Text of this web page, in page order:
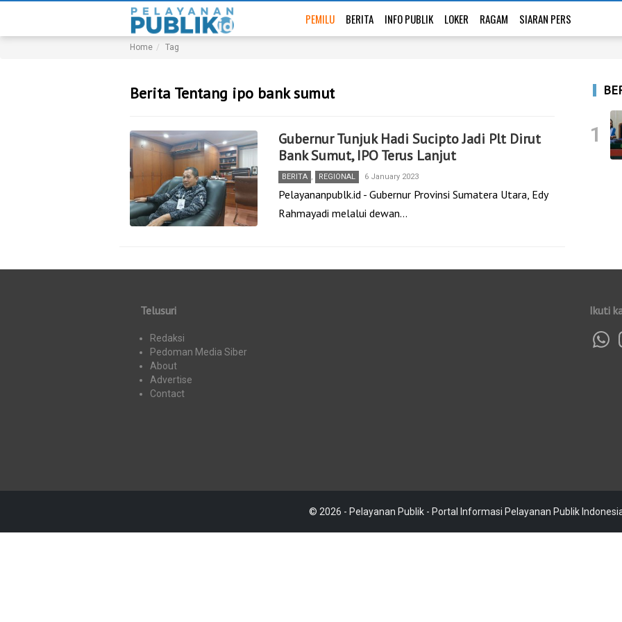
PEMILU BERITA INFO PUBLIK LOKER RAGAM SIARAN PERS
Home Tag
Berita Tentang ipo bank sumut
Gubernur Tunjuk Hadi Sucipto Jadi Plt Dirut
Bank Sumut, IPO Terus Lanjut
BERITA , REGIONAL 6 January 2023
Pelayananpublk.id - Gubernur Provinsi Sumatera Utara, Edy
Rahmayadi melalui dewan…
1
Telusuri
Redaksi
Pedoman Media Siber
About
Advertise
Contact
Ikuti
© 2026 - Pelayanan Publik - Portal Informasi Pelayanan Publik